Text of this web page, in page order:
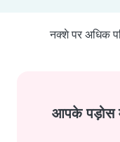
नक्शे पर अधिक
आपके पड़ोस